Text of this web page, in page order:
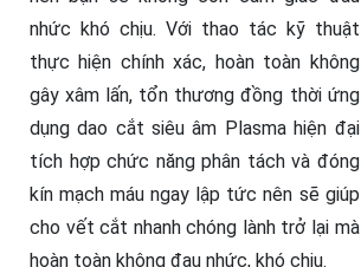
nhức khó chịu. Với thao tác kỹ thuật
thực hiện chính xác, hoàn toàn không
gây xâm lấn, tổn thương đồng thời ứng
dụng dao cắt siêu âm Plasma hiện đại
tích hợp chức năng phân tách và đóng
kín mạch máu ngay lập tức nên sẽ giúp
cho vết cắt nhanh chóng lành trở lại mà
hoàn toàn không đau nhức, khó chịu.